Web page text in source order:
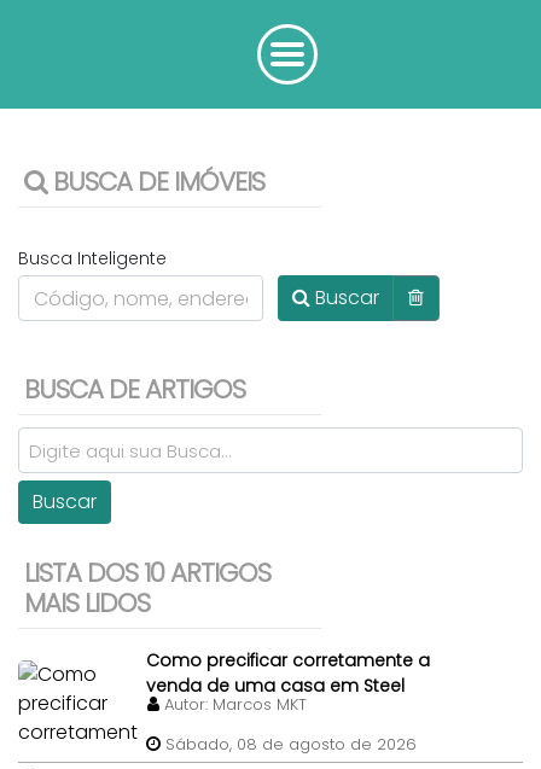
BUSCA DE IMÓVEIS
Busca Inteligente
Buscar
BUSCA DE ARTIGOS
LISTA DOS 10 ARTIGOS
MAIS LIDOS
Como precificar corretamente a
venda de uma casa em Steel
Frame?
Autor: Marcos MKT
Sábado, 08 de agosto de 2026